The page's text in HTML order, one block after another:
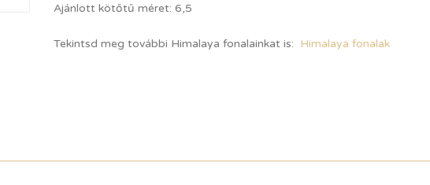
Ajánlott kötőtű méret: 6,5
Tekintsd meg további Himalaya fonalainkat is: Himalaya fonalak